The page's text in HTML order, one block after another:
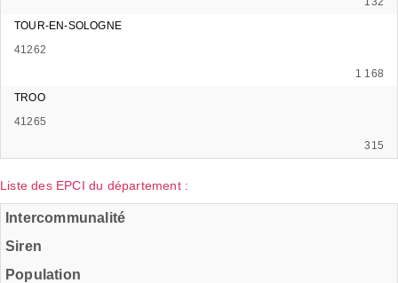
TOUR-EN-SOLOGNE
41262
1 168
TROO
41265
315
Liste des EPCI du département :
Intercommunalité
Siren
Population